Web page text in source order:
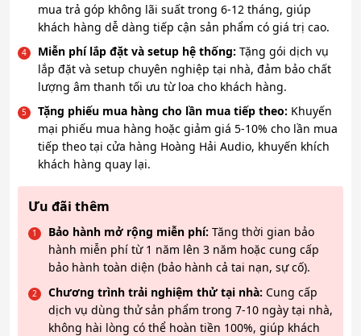
mua trả góp không lãi suất trong 6-12 tháng, giúp
khách hàng dễ dàng tiếp cận sản phẩm có giá trị cao.
Miễn phí lắp đặt và setup hệ thống: Tặng gói dịch vụ
lắp đặt và setup chuyên nghiệp tại nhà, đảm bảo chất
lượng âm thanh tối ưu từ loa cho khách hàng.
Tặng phiếu mua hàng cho lần mua tiếp theo: Khuyến
mại phiếu mua hàng hoặc giảm giá 5-10% cho lần mua
tiếp theo tại cửa hàng Hoàng Hải Audio, khuyến khích
khách hàng quay lại.
Ưu đãi thêm
Bảo hành mở rộng miễn phí: Tăng thời gian bảo
hành miễn phí từ 1 năm lên 3 năm hoặc cung cấp
bảo hành toàn diện (bảo hành cả tai nạn, sự cố).
Chương trình trải nghiệm thử tại nhà: Cung cấp
dịch vụ dùng thử sản phẩm trong 7-10 ngày tại nhà,
không hài lòng có thể hoàn tiền 100%, giúp khách